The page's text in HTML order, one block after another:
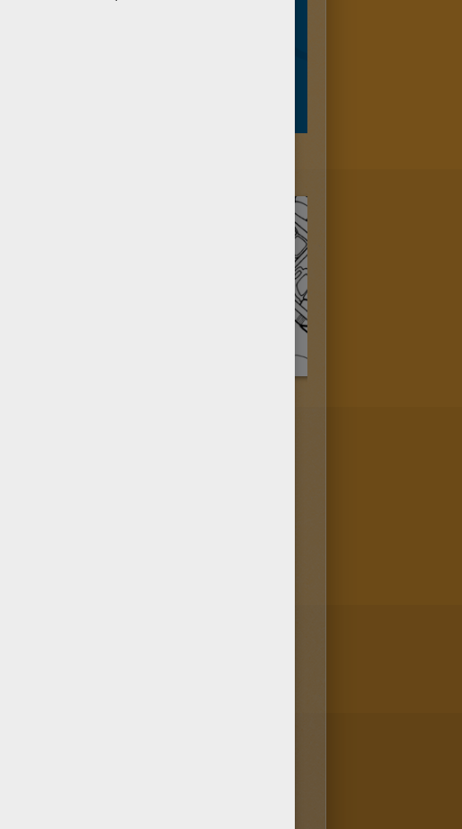
usuarios porque es el
muy buen gusto! Mejora tu
con las herramientas de la
FANTASTICOS!